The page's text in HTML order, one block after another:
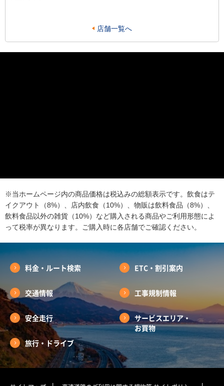
店舗一覧へ
※当ホームページ内の商品価格は税込みの総額表示です。飲食はテ
イクアウト（8%）、店内飲食（10%）、物販は飲料食品（8%）、
飲料食品以外の雑貨（10%）など購入される商品やご利用形態によ
って税率が異なります。ご購入時に各店舗でご確認ください。
料金・ルート検索 ETC・割引案内
交通情報 工事規制情報
安全走行
サービスエリア・
お買物
旅行・ドライブ